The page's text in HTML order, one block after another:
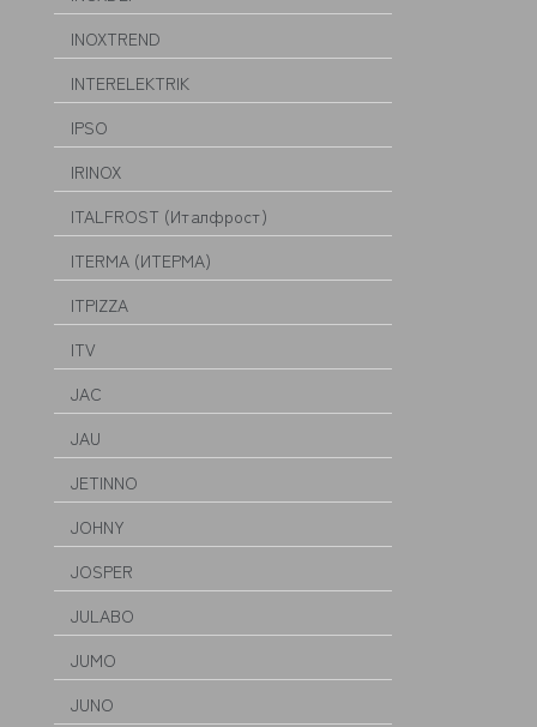
INOXTREND
INTERELEKTRIK
IPSO
IRINOX
ITALFROST (Италфрост)
ITERMA (ИТЕРМА)
ITPIZZA
ITV
JAC
JAU
JETINNO
JOHNY
JOSPER
JULABO
JUMO
JUNO